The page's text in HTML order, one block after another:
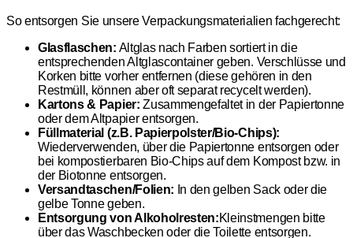
So entsorgen Sie unsere Verpackungsmaterialien fachgerecht:
Glasflaschen: Altglas nach Farben sortiert in die
entsprechenden Altglascontainer geben. Verschlüsse und
Korken bitte vorher entfernen (diese gehören in den
Restmüll, können aber oft separat recycelt werden).
Kartons & Papier: Zusammengefaltet in der Papiertonne
oder dem Altpapier entsorgen.
Füllmaterial (z.B. Papierpolster/Bio-Chips):
Wiederverwenden, über die Papiertonne entsorgen oder
bei kompostierbaren Bio-Chips auf dem Kompost bzw. in
der Biotonne entsorgen.
Versandtaschen/Folien: In den gelben Sack oder die
gelbe Tonne geben.
Entsorgung von Alkoholresten:Kleinstmengen bitte
über das Waschbecken oder die Toilette entsorgen.